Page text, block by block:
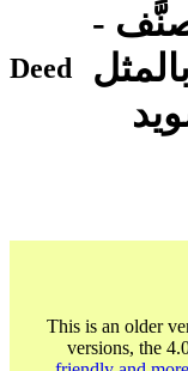
-
Deed
This is an older
versions, the